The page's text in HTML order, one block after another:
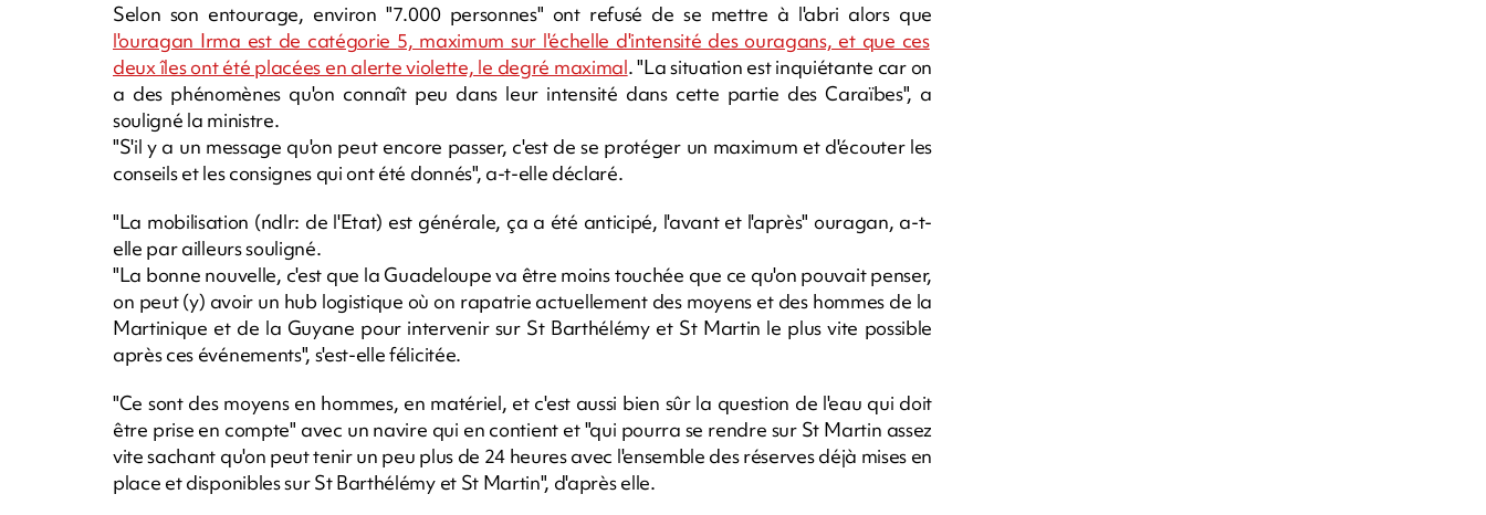
Selon son entourage, environ "7.000 personnes" ont refusé de se mettre à l'abri alors que
l'ouragan Irma est de catégorie 5, maximum sur l'échelle d'intensité des ouragans, et que ces
deux îles ont été placées en alerte violette, le degré maximal. "La situation est inquiétante car on
a des phénomènes qu'on connaît peu dans leur intensité dans cette partie des Caraïbes", a
souligné la ministre.
"S'il y a un message qu'on peut encore passer, c'est de se protéger un maximum et d'écouter les
conseils et les consignes qui ont été donnés", a-t-elle déclaré.
"La mobilisation (ndlr: de l'Etat) est générale, ça a été anticipé, l'avant et l'après" ouragan, a-t-
elle par ailleurs souligné.
"La bonne nouvelle, c'est que la Guadeloupe va être moins touchée que ce qu'on pouvait penser,
on peut (y) avoir un hub logistique où on rapatrie actuellement des moyens et des hommes de la
Martinique et de la Guyane pour intervenir sur St Barthélémy et St Martin le plus vite possible
après ces événements", s'est-elle félicitée.
"Ce sont des moyens en hommes, en matériel, et c'est aussi bien sûr la question de l'eau qui doit
être prise en compte" avec un navire qui en contient et "qui pourra se rendre sur St Martin assez
vite sachant qu'on peut tenir un peu plus de 24 heures avec l'ensemble des réserves déjà mises en
place et disponibles sur St Barthélémy et St Martin", d'après elle.